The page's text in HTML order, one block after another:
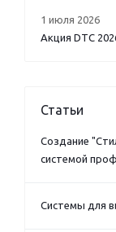
1 июля 2026
Акция DTC
Статьи
Создание
системой
Системы для